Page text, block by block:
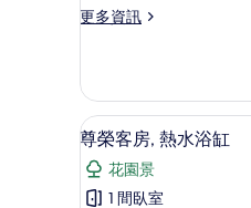
的
相
片
更多資訊
更
客
房,
河
景
的
詳
顯
示
尊
9
尊榮客房, 熱水浴缸
花園景
1 間臥室